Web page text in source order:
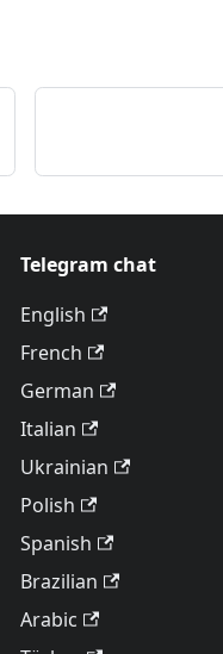
Telegram chat
English
French
German
Italian
Ukrainian
Polish
Spanish
Brazilian
Arabic